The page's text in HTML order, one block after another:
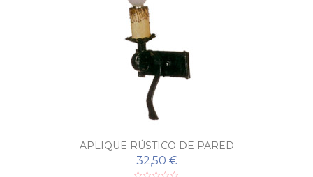
APLIQUE RÚSTICO DE PARED
32,50 €